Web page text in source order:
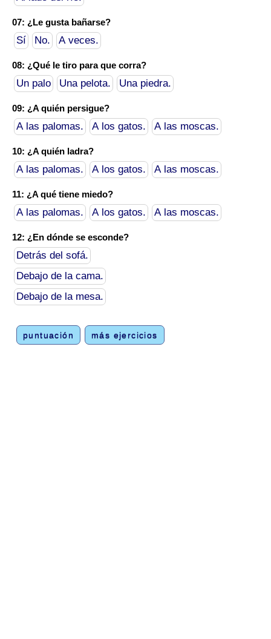
07: ¿Le gusta bañarse?
Sí No. A veces.
08: ¿Qué le tiro para que corra?
Un palo Una pelota. Una piedra.
09: ¿A quién persigue?
A las palomas. A los gatos. A las moscas.
10: ¿A quién ladra?
A las palomas. A los gatos. A las moscas.
11: ¿A qué tiene miedo?
A las palomas. A los gatos. A las moscas.
12: ¿En dónde se esconde?
Detrás del sofá.
Debajo de la cama.
Debajo de la mesa.
puntuación más ejercicios